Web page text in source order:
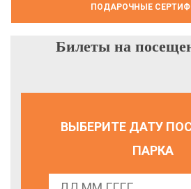
ПОДАРОЧНЫЕ
Билеты на
ВЫБЕРИТЕ ДАТУ
ПАРКА